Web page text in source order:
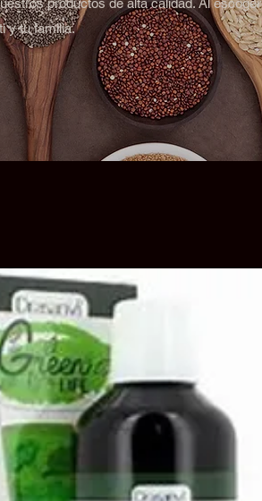
productos de alta calidad. Al escoger
y tu familia.